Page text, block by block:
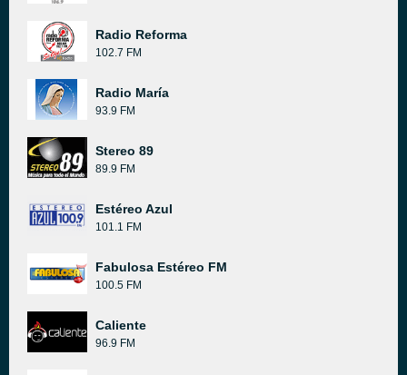
Radio Reforma
102.7 FM
Radio María
93.9 FM
Stereo 89
89.9 FM
Estéreo Azul
101.1 FM
Fabulosa Estéreo FM
100.5 FM
Caliente
96.9 FM